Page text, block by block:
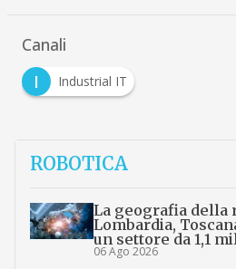
Canali
I
Industrial IT
ROBOTICA
La geografia della
Lombardia,
un settore da 1,1
06 Ago 2026